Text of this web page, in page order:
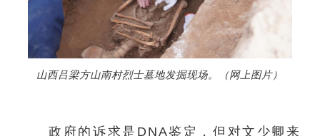
山西吕梁方山南村烈士墓地发掘现场。（网上图片）
政府的诉求是DNA鉴定，但对文少卿来